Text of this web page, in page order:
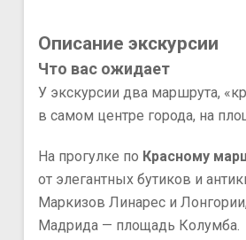
Описание экскурсии
Что вас ожидает
У экскурсии два маршрута,
в самом центре города, на
На прогулке по Красному
от элегантных бутиков и
Маркизов Линарес и
Мадрида — площадь Колумба.